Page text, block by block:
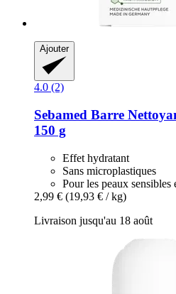
Ajouter
4.0 (2)
Sebamed Barre
150 g
Effet hydratant
Sans microplastiques
Pour les peaux sensibles
2,99 € (19,93 € / kg)
Livraison jusqu'au 18 août